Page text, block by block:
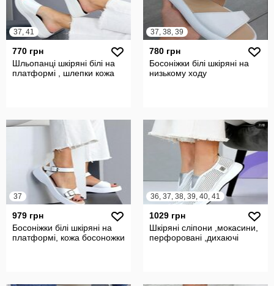
37, 41
770 грн
Шльопанці шкіряні білі на
платформі , шлепки кожа
37, 38, 39
780 грн
Босоніжки білі шкіряні на
низькому ходу
37
979 грн
Босоніжки білі шкіряні на
платформі, кожа босоножки
36, 37, 38, 39, 40, 41
1029 грн
Шкіряні сліпони ,мокасини,
перфоровані ,дихаючі